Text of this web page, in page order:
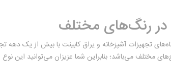
در رنگ‌های مختلف
تجهیزات آشپزخانه و یراق کابینت با بیش از یک دهه
مختلف می‌باشد؛ بنابراین شما عزیزان می‌توانید این